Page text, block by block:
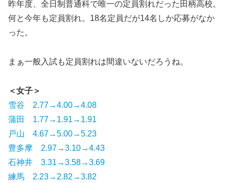
昨年度、全日制普通科で唯一の定員割れだった田柄高校。
何と今年も定員割れ。18名定員だが14名しか応募がなか
った。
まぁ一般入試も定員割れは間違いないだろうね。
＜女子＞
雪谷 2.77→4.00→4.08
蒲田 1.77→1.91→1.91
戸山 4.67→5.00→5.23
豊多摩 2.97→3.10→4.43
石神井 3.31→3.58→3.69
練馬 2.23→2.82→3.82